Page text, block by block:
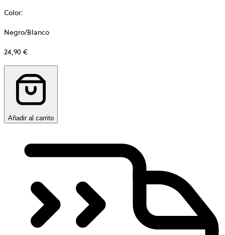
Color:
Negro/Blanco
24,90 €
Añadir al carrito